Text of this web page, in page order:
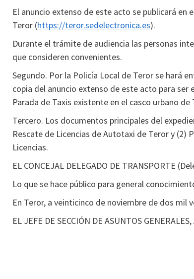
El anuncio extenso de este acto se publicará
Teror (https://teror.sedelectronica.es).
Durante el trámite de audiencia las personas
que consideren convenientes.
Segundo. Por la Policía Local de Teror se hará
copia del anuncio extenso de este acto para
Parada de Taxis existente en el casco urbano de
Tercero. Los documentos principales del
Rescate de Licencias de Autotaxi de Teror y
Licencias.
EL CONCEJAL DELEGADO DE TRANSPORTE
Lo que se hace público para general
En Teror, a veinticinco de noviembre de dos mil
EL JEFE DE SECCIÓN DE ASUNTOS